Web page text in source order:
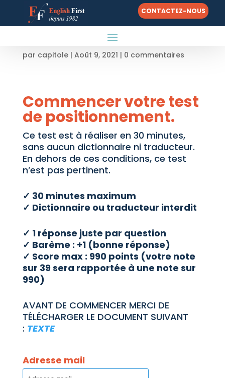
CONTACTEZ-NOUS
par capitole| Août 9, 2021 | 0 commentaires
Commencer votre test
de positionnement.
Ce test est à réaliser en 30 minutes,
sans aucun dictionnaire ni traducteur.
En dehors de ces conditions, ce test
n’est pas pertinent.
✓ 30 minutes maximum
✓ Dictionnaire ou traducteur interdit
✓ 1 réponse juste par question
✓ Barème : +1 (bonne réponse)
✓ Score max : 990 points (votre note
sur 39sera rapportée à une note sur
990)
AVANT DE COMMENCER MERCI DE
TÉLÉCHARGER LE DOCUMENT SUIVANT
: TEXTE
Adresse mail